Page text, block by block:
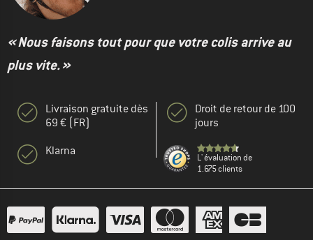
« Nous faisons tout pour que votre colis arrive au
plus vite. »
Livraison gratuite dès
69 € (FR)
Klarna
Droit de retour de 100
jours
L' évaluation de
1.675 clients